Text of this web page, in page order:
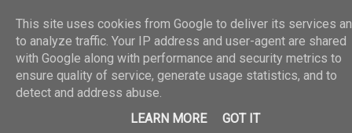
02 jun 2026
GALERIA DE FOTOS
30/05/2026
25 may 2026
GALERIA
DE FOTOS 23/05/2026
20 may
2026
GALERIA DE FOTOS
16/05/2026
DE FOTOS 09/05/2026
28 abr
This site uses cookies from Google to deliver its services
to analyze traffic. Your IP address and user-agent are shared
with Google along with performance and security metrics to
ensure quality of service, generate usage statistics, and to
detect and address abuse.
LEARN MORE
GOT IT